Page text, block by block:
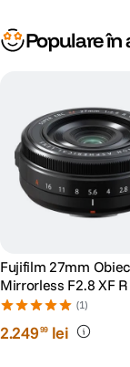
Populare în
Fujifilm 27mm
Mirrorless F2.8 XF
(1)
2.24999 lei